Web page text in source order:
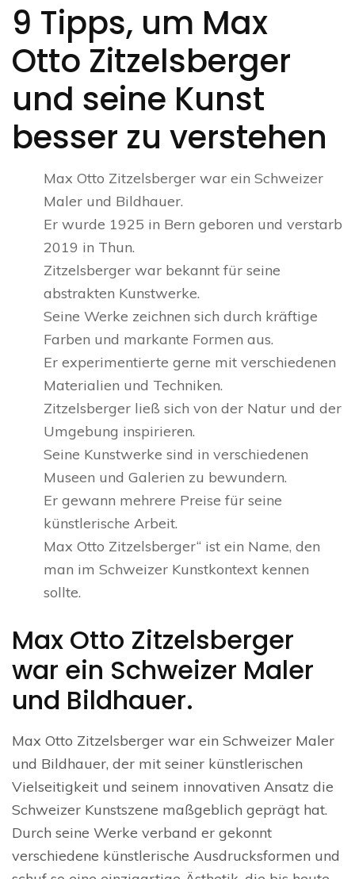
9 Tipps, um Max
Otto Zitzelsberger
und seine Kunst
besser zu verstehen
Max Otto Zitzelsberger war ein Schweizer
Maler und Bildhauer.
Er wurde 1925 in Bern geboren und verstarb
2019 in Thun.
Zitzelsberger war bekannt für seine
abstrakten Kunstwerke.
Seine Werke zeichnen sich durch kräftige
Farben und markante Formen aus.
Er experimentierte gerne mit verschiedenen
Materialien und Techniken.
Zitzelsberger ließ sich von der Natur und der
Umgebung inspirieren.
Seine Kunstwerke sind in verschiedenen
Museen und Galerien zu bewundern.
Er gewann mehrere Preise für seine
künstlerische Arbeit.
Max Otto Zitzelsberger“ ist ein Name, den
man im Schweizer Kunstkontext kennen
sollte.
Max Otto Zitzelsberger
war ein Schweizer Maler
und Bildhauer.
Max Otto Zitzelsberger war ein Schweizer Maler
und Bildhauer, der mit seiner künstlerischen
Vielseitigkeit und seinem innovativen Ansatz die
Schweizer Kunstszene maßgeblich geprägt hat.
Durch seine Werke verband er gekonnt
verschiedene künstlerische Ausdrucksformen und